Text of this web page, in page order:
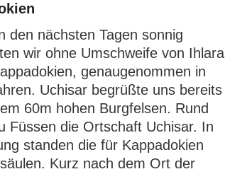
den nächsten Tagen sonnig
wir ohne Umschweife von Ihlara
genaugenommen in
Uchisar begrüßte uns bereits
60m hohen Burgfelsen. Rund
Füssen die Ortschaft Uchisar. In
standen die für Kappadokien
Kurz nach dem Ort der